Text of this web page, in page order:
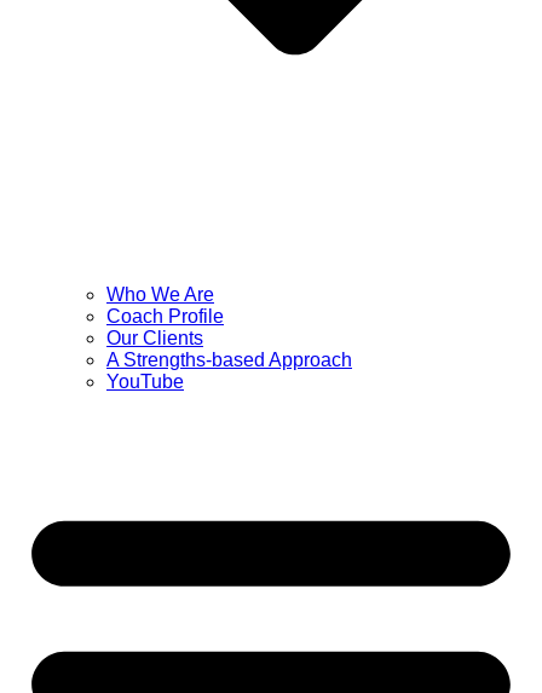
Who We Are
Coach Profile
Our Clients
A Strengths-based Approach
YouTube